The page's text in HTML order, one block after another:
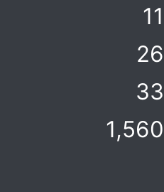
11
26
33
1,560